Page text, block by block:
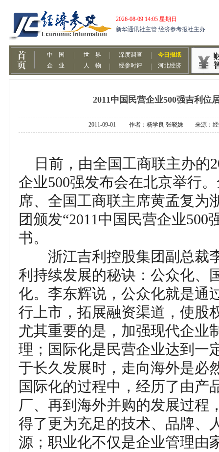
2011中国民营企业500强吉利位
2011-09-01 作者：杨学良 张晓姝 来源：经
日前，由全国工商联主办的
企业500强发布会在北京举行
席、全国工商联主席黄孟复为
团颁发“2011中国民营企业500
书。
浙江吉利控股集团副总裁
利持续发展的秘诀：公众化、
化。李东辉说，公众化就是通
行上市，拓展融资渠道，使股
尤其重要的是，加强现代企业
理；国际化是民营企业达到一
于长久发展时，走向海外是必
国际化的过程中，经历了由产
厂、再到海外并购的发展过程
得了更为充足的技术、品牌、
源；职业化不仅是企业管理由